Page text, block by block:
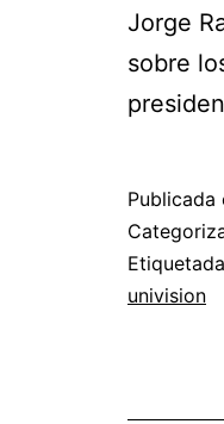
Jorge
sobre
univision